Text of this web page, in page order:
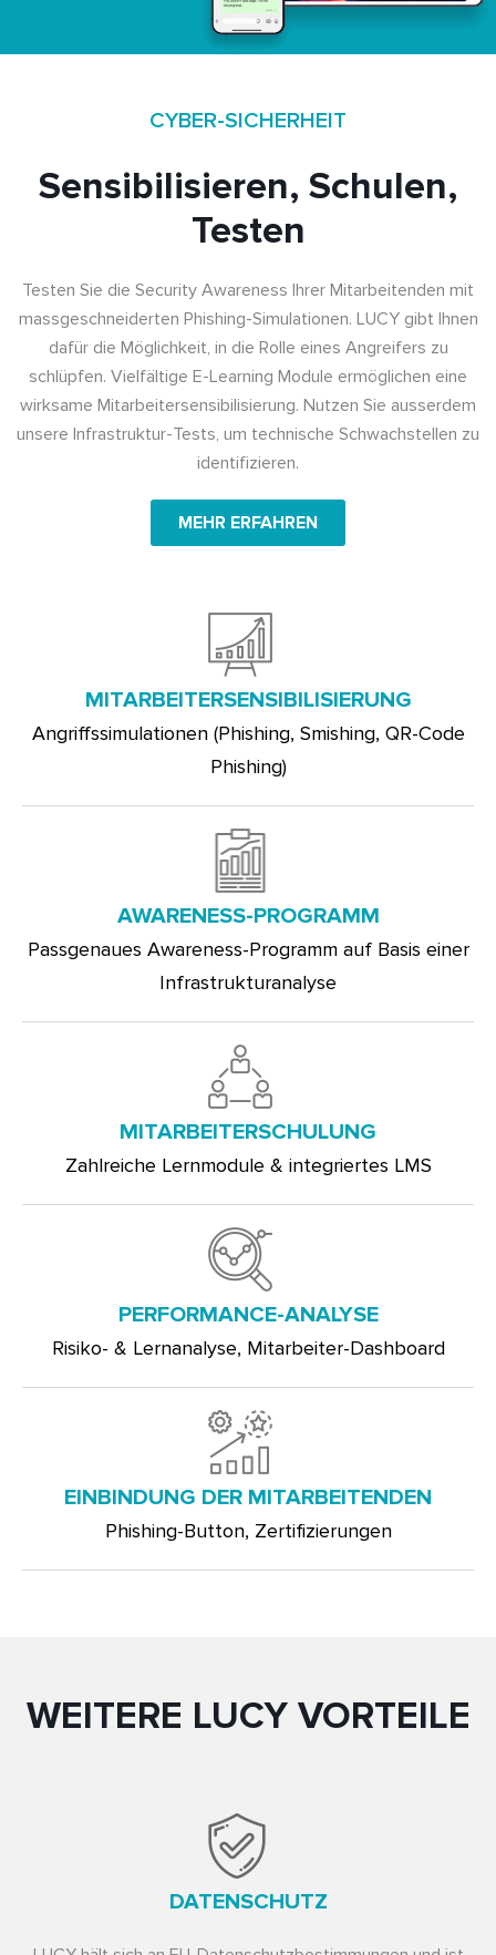
CYBER-SICHERHEIT
Sensibilisieren, Schulen,
Testen
Testen Sie die Security Awareness Ihrer Mitarbeitenden mit
massgeschneiderten Phishing-Simulationen. LUCY gibt Ihnen
dafür die Möglichkeit, in die Rolle eines Angreifers zu
schlüpfen. Vielfältige E-Learning Module ermöglichen eine
wirksame Mitarbeitersensibilisierung. Nutzen Sie ausserdem
unsere Infrastruktur-Tests, um technische Schwachstellen zu
identifizieren.
MEHR ERFAHREN
MITARBEITERSENSIBILISIERUNG
Angriffssimulationen (Phishing, Smishing, QR-Code
Phishing)
AWARENESS-PROGRAMM
Passgenaues Awareness-Programm auf Basis einer
Infrastrukturanalyse
MITARBEITERSCHULUNG
Zahlreiche Lernmodule & integriertes LMS
PERFORMANCE-ANALYSE
Risiko- & Lernanalyse, Mitarbeiter-Dashboard
EINBINDUNG DER MITARBEITENDEN
Phishing-Button, Zertifizierungen
WEITERE LUCY VORTEILE
DATENSCHUTZ